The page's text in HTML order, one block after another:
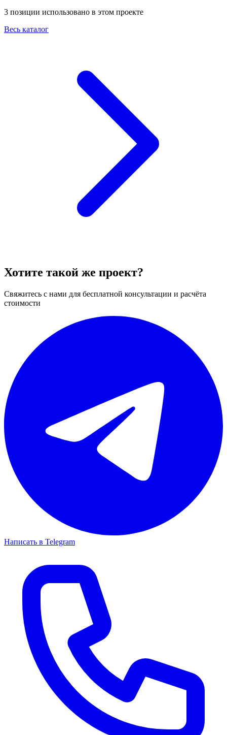
3 позиции использовано в этом проекте
Весь каталог
Хотите такой же проект?
Свяжитесь с нами для бесплатной консультации и расчёта
стоимости
Написать в Telegram